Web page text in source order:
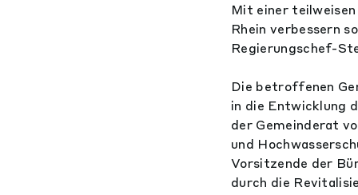
Mit einer
Rhein verbessern
Regierungschef-
Die betroffenen
in die Entwicklung
der Gemeinderat
und
Vorsitzende der
durch die